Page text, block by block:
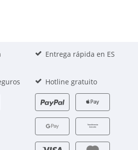
Entrega rápida en ES
Hotline gratuito